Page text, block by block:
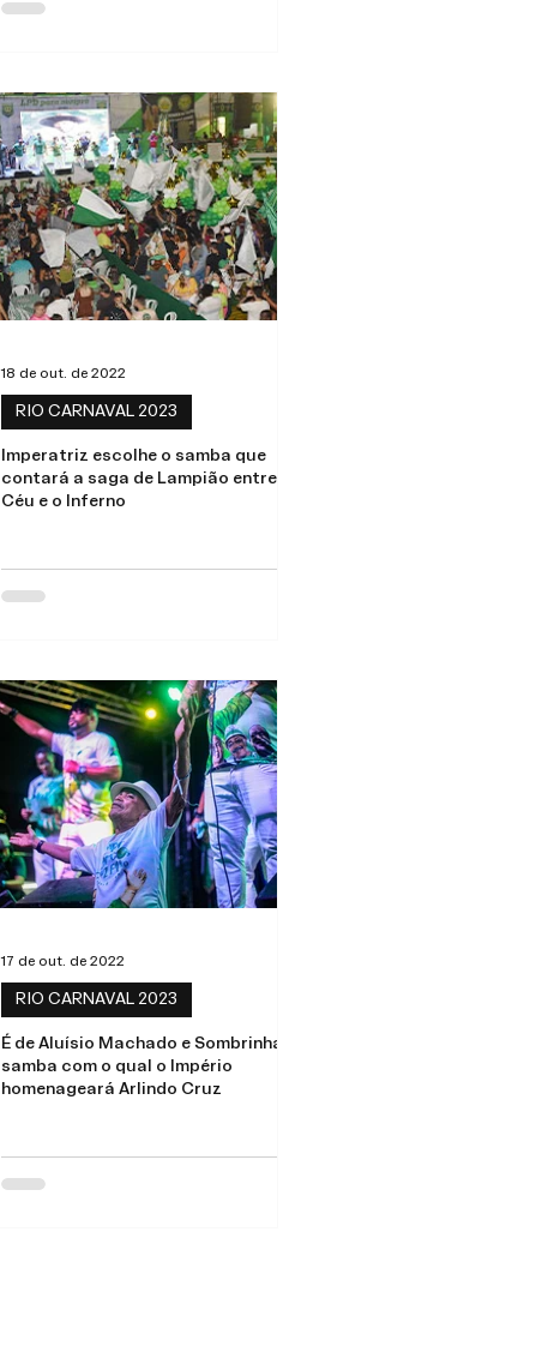
Imperatriz escolhe o samba que
contará a saga de Lampião entre o
Céu e o Inferno
RIO CARNAVAL 2023
18 de out. de 2022
É de Aluísio Machado e Sombrinha o
samba com o qual o Império
homenageará Arlindo Cruz
RIO CARNAVAL 2023
17 de out. de 2022